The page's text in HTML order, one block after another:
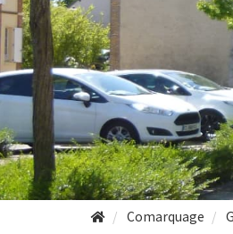
Comarquage